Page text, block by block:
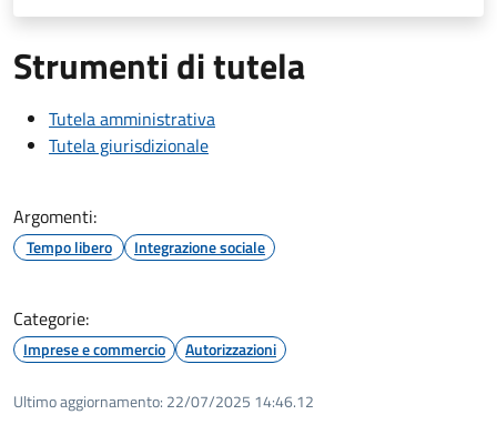
Strumenti di tutela
Tutela amministrativa
Tutela giurisdizionale
Argomenti:
Tempo libero Integrazione sociale
Categorie:
Imprese e commercio Autorizzazioni
Ultimo aggiornamento: 22/07/2025 14:46.12